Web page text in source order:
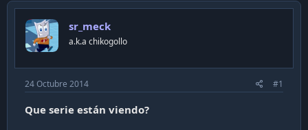
ó
e
l
t
e
m
a
d
p
u
l
i
c
a
c
sr_meck
a.k.a chikogollo
24 Octubre 2014 #1
Que serie están viendo?